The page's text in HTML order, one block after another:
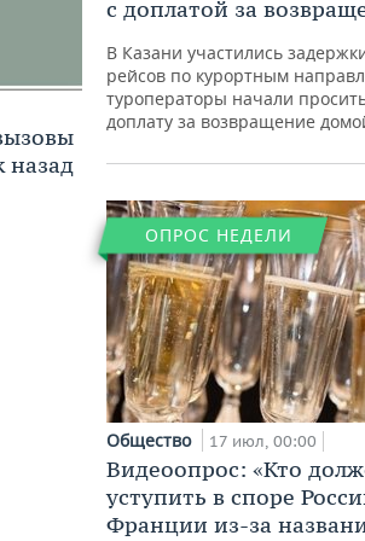
назад
с доплатой за
В Казани участились
рейсов по курортным
туроператоры начали
доплату за возвращение
ОПРОС НЕДЕЛИ
Общество 17 июл, 00:00
Видеоопрос: «Кто
уступить в споре
Франции из-за